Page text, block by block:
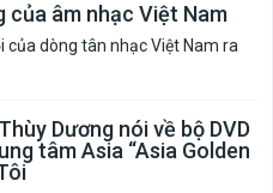
của âm nhạc Việt Nam
của dòng tân nhạc Việt Nam ra
Dương nói về bộ DVD
tâm Asia “Asia Golden